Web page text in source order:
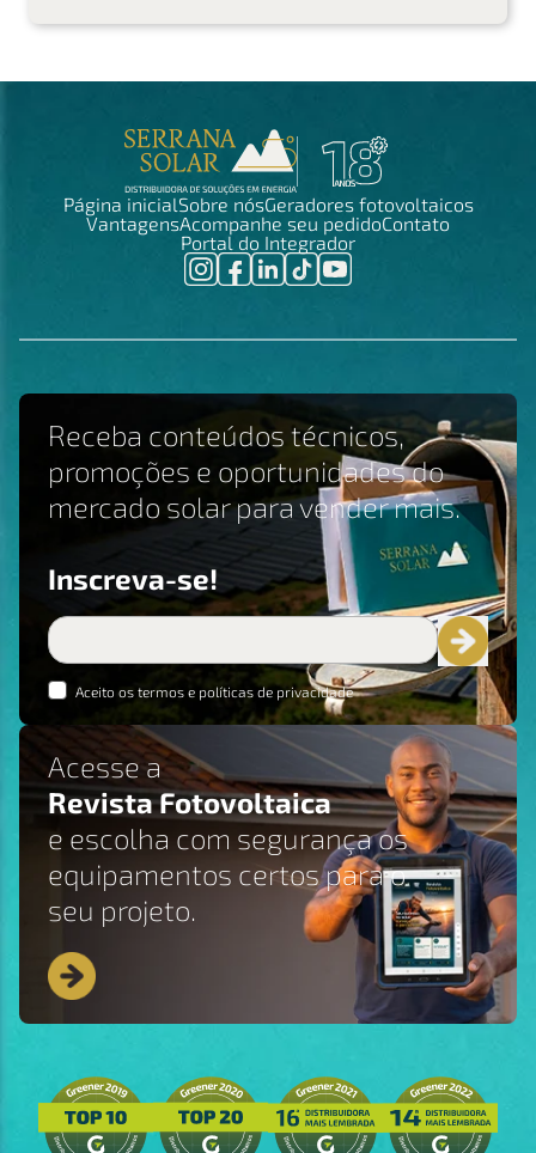
Página inicialSobre nósGeradores fotovoltaicos
VantagensAcompanhe seu pedidoContato
Portal do Integrador
Receba conteúdos técnicos,
promoções e oportunidades do
mercado solar para vender mais.
Inscreva-se!
Aceito os termos e políticas de privacidade
Acesse a
Revista Fotovoltaica
e escolha com segurança os
equipamentos certos para o
seu projeto.